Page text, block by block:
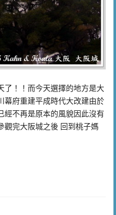
了！！而今天選擇的地方是大
幕府重建平成時代大改建由於
經不再是原本的風貌因此沒有
觀完大阪城之後 回到桃子媽